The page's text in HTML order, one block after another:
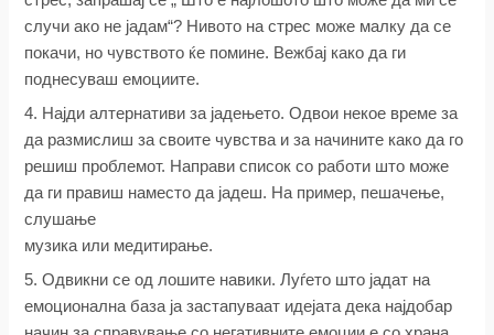
случи ако не јадам“? Нивото на стрес може малку да се
покачи, но чувството ќе помине. Вежбај како да ги
поднесуваш емоциите.
4. Најди алтернативи за јадењето. Одвои некое време за
да размислиш за своите чувства и за начините како да го
решиш проблемот. Направи список со работи што може
да ги правиш наместо да јадеш. На пример, пешачење,
слушање
музика или медитирање.
5. Одвикни се од лошите навики. Луѓето што јадат на
емоционална база ја застапуваат идејата дека најдобар